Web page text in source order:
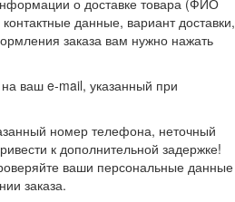
о доставке товара (ФИО
данные, вариант доставки,
заказа вам нужно нажать
ваш e-mail, указанный при
номер телефона, неточный
к дополнительной задержке!
ваши персональные данные
заказа.